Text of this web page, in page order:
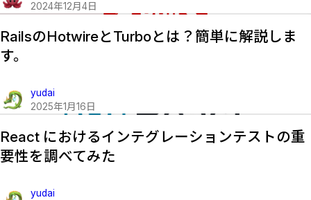
2024年12月 4日
RailsのHotwireとTurboとは？簡単に解説しま
す。
yudai
2025年1月 16 日
React におけるインテグレーションテストの重
要性を調べてみた
yudai